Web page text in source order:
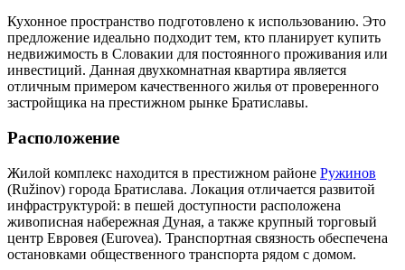
Кухонное пространство подготовлено к использованию. Это
предложение идеально подходит тем, кто планирует купить
недвижимость в Словакии для постоянного проживания или
инвестиций. Данная двухкомнатная квартира является
отличным примером качественного жилья от проверенного
застройщика на престижном рынке Братиславы.
Расположение
Жилой комплекс находится в престижном районе Ружинов
(Ružinov) города Братислава. Локация отличается развитой
инфраструктурой: в пешей доступности расположена
живописная набережная Дуная, а также крупный торговый
центр Евровея (Eurovea). Транспортная связность обеспечена
остановками общественного транспорта рядом с домом.